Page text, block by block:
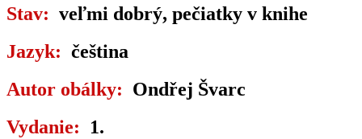
Stav: veľmi dobrý, pečiatky v knihe
Jazyk: čeština
Autor obálky: Ondřej Švarc
Vydanie: 1.